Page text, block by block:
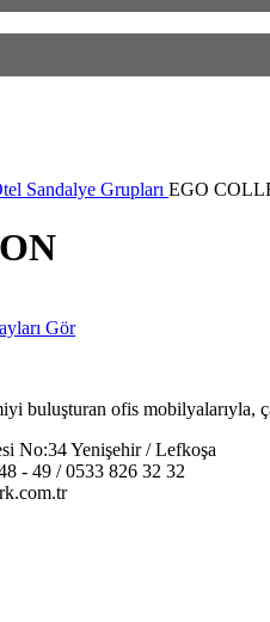
Sandalye Grupları EGO
Gör
buluşturan ofis mobilyalarıyla,
No:34 Yenişehir / Lefkoşa
- 49 / 0533 826 32 32